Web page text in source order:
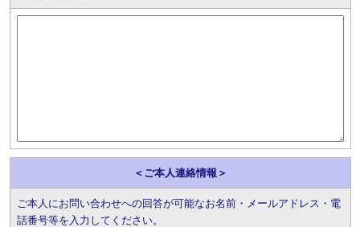
＜ご本人連絡情報＞
ご本人にお問い合わせへの回答が可能なお名前・メールアドレス・電
話番号等を入力してください。